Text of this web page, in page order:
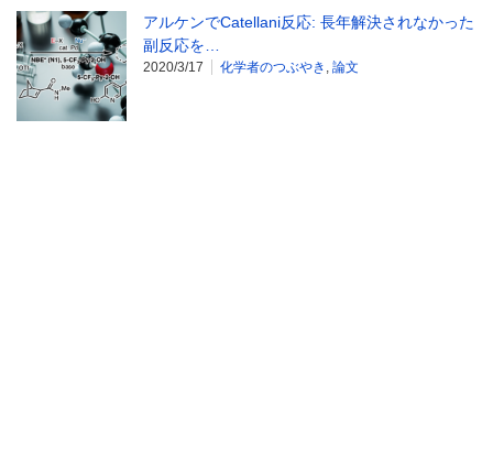
アルケンでCatellani反応: 長年解決されなかった
副反応を…
2020/3/17 化学者のつぶやき , 論文